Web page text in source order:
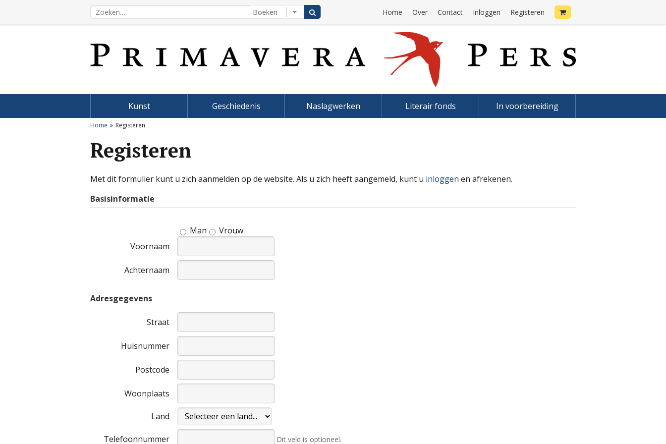
Home Over Contact Inloggen Registeren
Kunst Geschiedenis Naslagwerken Literair fonds In voorbereiding
Home Registeren
Registeren
Met dit formulier kunt u zich aanmelden op de website. Als u zich heeft aangemeld, kunt u inloggen en afrekenen.
Basisinformatie
Man
Vrouw
Voornaam
Achternaam
Adresgegevens
Straat
Huisnummer
Postcode
Woonplaats
Land
Telefoonnummer Dit veld is optioneel.